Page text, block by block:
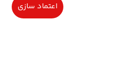
اعتماد سازی